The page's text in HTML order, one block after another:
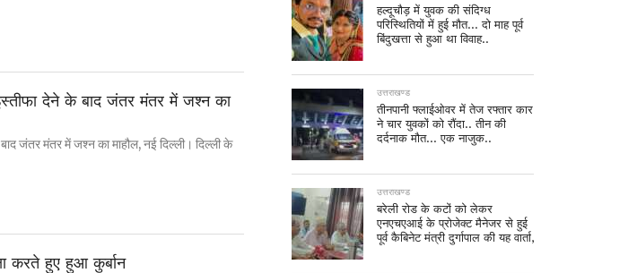
देने के बाद जंतर मंतर में जश्न का
जंतर मंतर में जश्न का माहौल, नई दिल्ली। दिल्ली के
करते हुए हुआ कुर्बान
हल्दूचौड़ में युवक की संदिग्ध
परिस्थितियों में हुई मौत… दो माह पूर्व
बिंदुखत्ता से हुआ था विवाह..
उत्तराखण्ड
तीनपानी फ्लाईओवर में तेज रफ्तार कार
ने चार युवकों को रौंदा.. तीन की
दर्दनाक मौत… एक नाजुक..
उत्तराखण्ड
बरेली रोड के कटों को लेकर
एनएचएआई के प्रोजेक्ट मैनेजर से हुई
पूर्व कैबिनेट मंत्री दुर्गापाल की यह वार्ता,